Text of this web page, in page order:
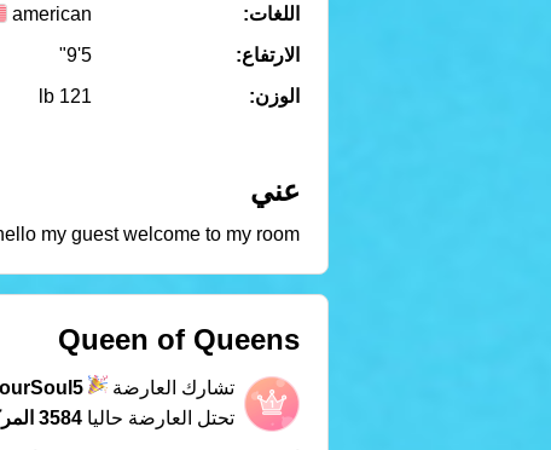
اللغات:
american
الارتفاع:
5'9"
الوزن:
121 lb
عني
my guest welcome to my room.
Queen of Queens
تشارك العارضة
تحتل العارضة حاليا 3584 المركز